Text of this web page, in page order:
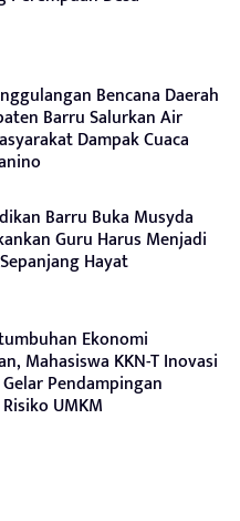
Bencana Daerah
Barru Salurkan Air
Dampak Cuaca
Barru Buka Musyda
Guru Harus Menjadi
Hayat
Ekonomi
Mahasiswa KKN-T Inovasi
Pendampingan
UMKM